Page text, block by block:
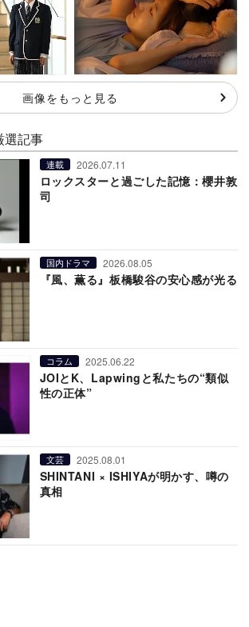
画像をもっと見る
選記事
連載 2026.07.11
ロックスターと過ごした記憶：櫻井敦
司
国内ドラマ 2026.08.05
『風、薫る』板橋駿谷の安心感が光る
コラム 2025.06.22
JOIとK、Lapwingと私たちの“類似
性の正体”
文芸 2025.08.01
SHINTANI × ISHIYAが明かす、噂の
真相